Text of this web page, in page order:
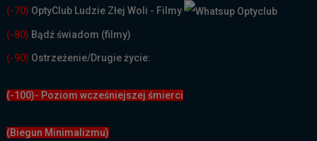
(-70) OptyClub Ludzie Złej Woli - Filmy
(-80) Bądź świadom (filmy)
(-90) Ostrzeżenie/Drugie życie:
(-100)- Poziom wcześniejszej śmierci
(Biegun Minimalizmu)